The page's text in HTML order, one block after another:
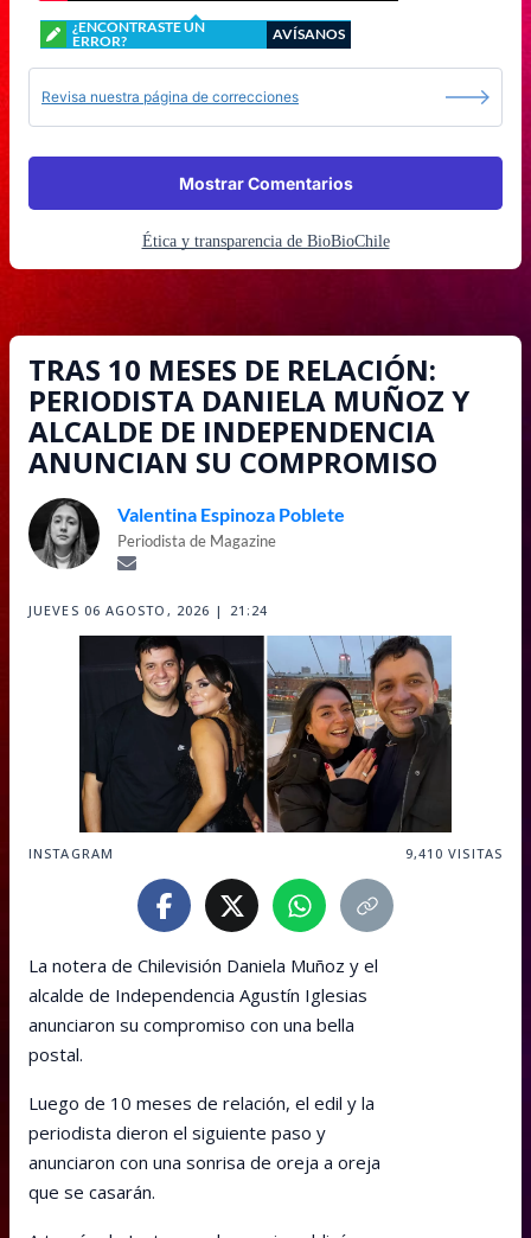
¿ENCONTRASTE UN
ERROR?
AVÍSANOS
Revisa nuestra página de correcciones
Mostrar Comentarios
Ética y transparencia de BioBioChile
TRAS 10 MESES DE RELACIÓN:
PERIODISTA DANIELA MUÑOZ Y
ALCALDE DE INDEPENDENCIA
ANUNCIAN SU COMPROMISO
Valentina Espinoza Poblete
Periodista de Magazine
JUEVES 06 AGOSTO, 2026 | 21:24
INSTAGRAM 9,410 VISITAS
La notera de Chilevisión Daniela Muñoz y el
alcalde de Independencia Agustín Iglesias
anunciaron su compromiso con una bella
postal.
Luego de 10 meses de relación, el edil y la
periodista dieron el siguiente paso y
anunciaron con una sonrisa de oreja a oreja
que se casarán.